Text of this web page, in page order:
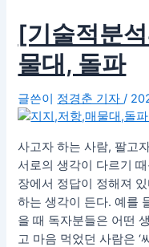
[기술적분
물대, 돌파
글쓴이 정경춘 기자/
사고자 하는 사람, 팔고
서로의 생각이 다르기
장에서 정답이 정해져
하는 생각이 든다. 예를
을 때 독자분들은 어떤
고 마음 먹었던 사람은 ‘